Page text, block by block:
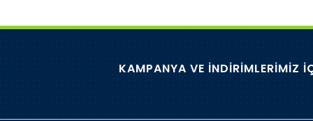
KAMPANYA VE İNDİRİMLERİMİZ